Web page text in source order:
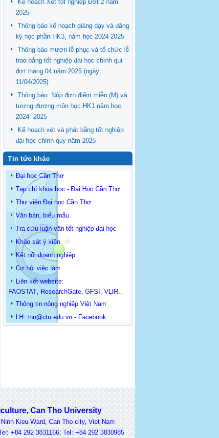
Kế hoạch Xét tốt nghiệp Đợt 2 năm
2025
Thông báo kế hoạch giảng dạy và đăng
ký học phần HK3, năm học 2024-2025
Thông báo mượn lễ phục và tổ chức lễ
trao bằng tốt nghiệp đại học chính qui
đợt tháng 04 năm 2025 (ngày
11/04/2025)
Thông báo: Nộp đơn điểm miễn (M) và
tương đương môn học HK1 năm học
2024 -2025
Kế hoạch xét và phát bằng tốt nghiệp
đại học chính quy năm 2025
Tin tức khác
Đại học Cần Thơ
Tạp chí khoa học - Đại Học Cần Thơ
Thư viện Đại học Cần Thơ
Văn bản, biểu mẫu
Tra cứu luận văn tốt nghiệp đại học
Khảo sát ý kiến
Kết nối doanh nghiệp
Cơ hội việc làm
Liên kết website:
FAOSTAT, ResearchGate, GFSI , VLIR..
Thông tin nông nghiệp Việt Nam
LH: tnn@ctu.edu.vn - Facebook
Can Tho University
Kieu Ward, Can Tho city, Viet Nam
292 3831166; Tel: +84 292 3830985